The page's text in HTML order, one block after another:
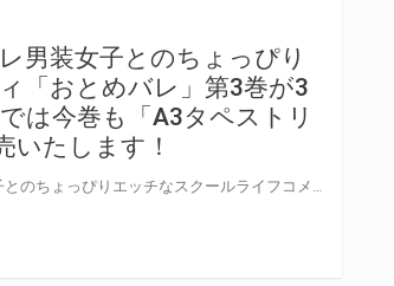
男装女子とのちょっぴり
「おとめバレ」第3巻が3
は今巻も「A3タペストリ
いたします！